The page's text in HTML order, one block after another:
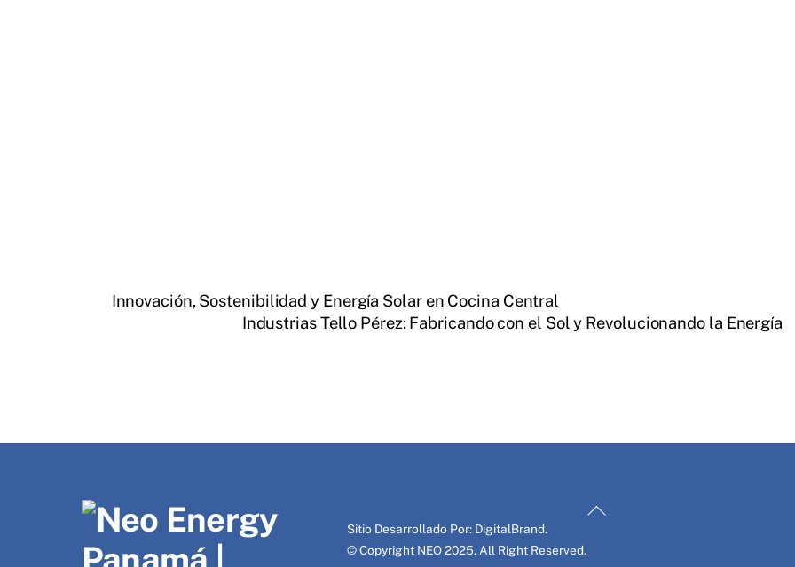
Innovación, Sostenibilidad y Energía Solar en Cocina Central
Industrias Tello Pérez: Fabricando con el Sol y Revolucionando la Energía
Back
Sitio Desarrollado Por: DigitalBrand.
© Copyright NEO2025. All Right Reserved.